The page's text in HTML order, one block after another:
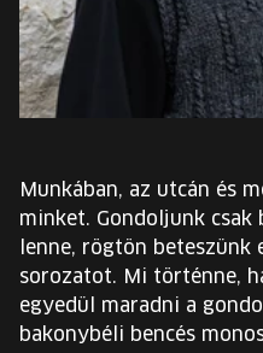
JEGYEK
KOSÁR
Munkában, az utcán és
minket. Gondoljunk csak
lenne, rögtön
sorozatot. Mi történne,
egyedül maradni a
bakonybéli bencés